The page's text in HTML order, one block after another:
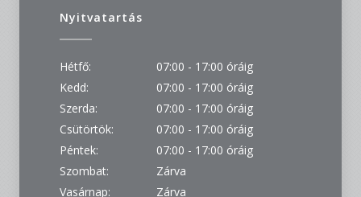
Nyitvatartás
Hétfő:
07:00 - 17:00 óráig
Kedd:
07:00 - 17:00 óráig
Szerda:
07:00 - 17:00 óráig
Csütörtök:
07:00 - 17:00 óráig
Péntek:
07:00 - 17:00 óráig
Szombat:
Zárva
Vasárnap:
Zárva